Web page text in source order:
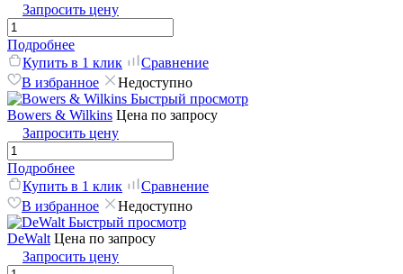
Запросить цену
Подробнее
Купить в 1 клик
Сравнение
В избранное
Недоступно
Быстрый просмотр
Bowers & Wilkins Цена по запросу
Запросить цену
Подробнее
Купить в 1 клик
Сравнение
В избранное
Недоступно
Быстрый просмотр
DeWalt Цена по запросу
Запросить цену